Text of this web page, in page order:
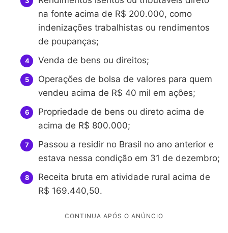
na fonte acima de R$ 200.000, como
indenizações trabalhistas ou rendimentos
de poupanças;
Venda de bens ou direitos;
Operações de bolsa de valores para quem
vendeu acima de R$ 40 mil em ações;
Propriedade de bens ou direto acima de
acima de R$ 800.000;
Passou a residir no Brasil no ano anterior e
estava nessa condição em 31 de dezembro;
Receita bruta em atividade rural acima de
R$ 169.440,50.